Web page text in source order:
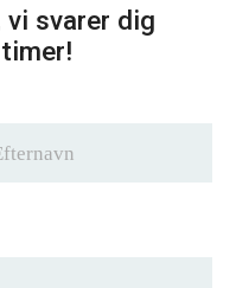
svarer dig